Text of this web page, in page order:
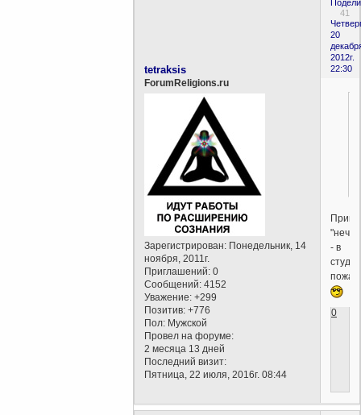
41
20
2012г.
22:30
tetraksis
ForumReligions.ru
Зарегистрирован: Понедельник, 14
ноября, 2011г.
Приглашений: 0
Сообщений: 4152
Уважение: +299
Позитив: +776
Пол: Мужской
Провел на форуме:
2 месяца 13 дней
Последний визит:
Пятница, 22 июля, 2016г. 08:44
- в
0